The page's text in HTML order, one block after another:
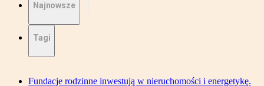
Najnowsze
Tagi
Fundacje rodzinne inwestują w nieruchomości i energetykę.